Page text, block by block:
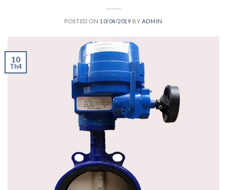
POSTED ON 10/04/2019 BY ADMIN
10
Th4